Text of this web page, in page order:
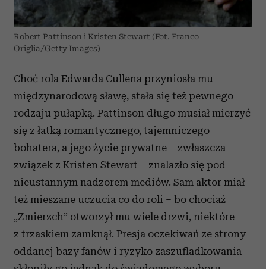
Robert Pattinson i Kristen Stewart (Fot. Franco
Origlia/Getty Images)
Choć rola Edwarda Cullena przyniosła mu
międzynarodową sławę, stała się też pewnego
rodzaju pułapką. Pattinson długo musiał mierzyć
się z łatką romantycznego, tajemniczego
bohatera, a jego życie prywatne – zwłaszcza
związek z Kristen Stewart – znalazło się pod
nieustannym nadzorem mediów. Sam aktor miał
też mieszane uczucia co do roli – bo chociaż
„Zmierzch” otworzył mu wiele drzwi, niektóre
z trzaskiem zamknął. Presja oczekiwań ze strony
oddanej bazy fanów i ryzyko zaszufladkowania